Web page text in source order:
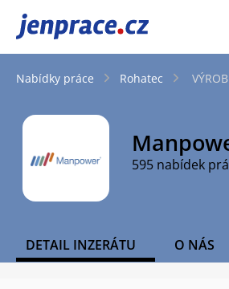
JenPráce.cz
Nabídky práce Rohatec
595 nabídek
DETAIL INZERÁTU O NÁS